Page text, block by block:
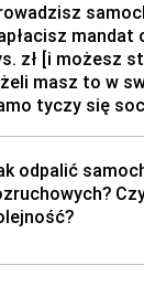
mandat
zł [i możesz
masz to w
tyczy się
odpalić